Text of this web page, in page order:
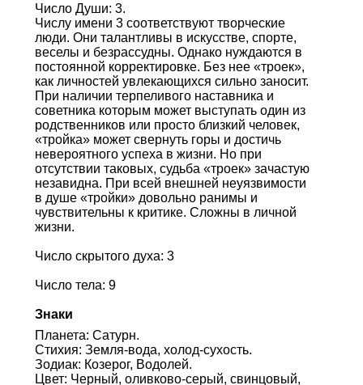
Число Души: 3.
Числу имени 3 соответствуют творческие
люди. Они талантливы в искусстве, спорте,
веселы и безрассудны. Однако нуждаются в
постоянной корректировке. Без нее «троек»,
как личностей увлекающихся сильно заносит.
При наличии терпеливого наставника и
советника которым может выступать один из
родственников или просто близкий человек,
«тройка» может свернуть горы и достичь
невероятного успеха в жизни. Но при
отсутствии таковых, судьба «троек» зачастую
незавидна. При всей внешней неуязвимости
в душе «тройки» довольно ранимы и
чувствительны к критике. Сложны в личной
жизни.
Число скрытого духа: 3
Число тела: 9
Знаки
Планета: Сатурн.
Стихия: Земля-вода, холод-сухость.
Зодиак: Козерог, Водолей.
Цвет: Черный, оливково-серый, свинцовый,